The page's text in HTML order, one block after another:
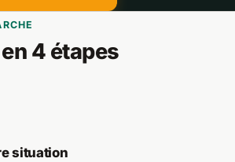
4 étapes
situation